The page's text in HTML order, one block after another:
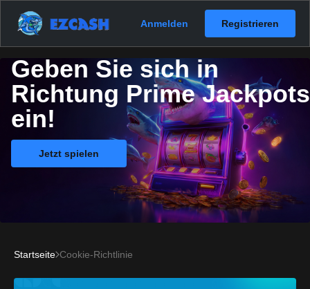
Anmelden Registrieren
Geben Sie sich in
Richtung Prime Jackpots
ein!
Jetzt spielen
Startseite Cookie-Richtlinie